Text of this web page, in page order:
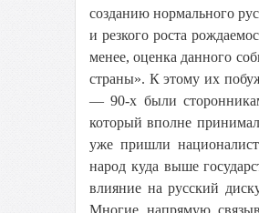
созданию нормального
и резкого роста
менее, оценка данного
страны». К этому их
— 90-х были
который вполне
уже пришли
народ куда выше
влияние на русский
Многие напрямую